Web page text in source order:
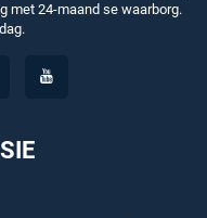
met 24-maand se waarborg.